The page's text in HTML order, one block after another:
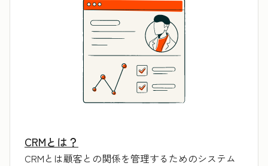
CRMとは？
CRMとは顧客との関係を管理するためのシステム